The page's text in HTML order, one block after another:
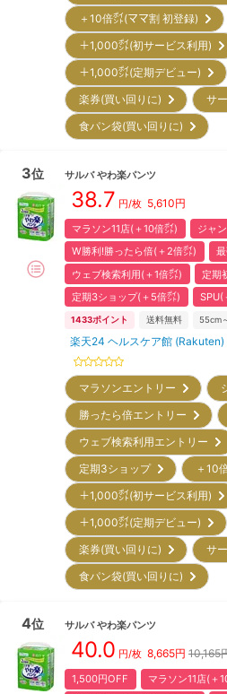
＋10倍㌽(ママ割 初登録)
＋1,000㌽(初サービス利用)
＋1,000㌽(定期デビュー)
楽券(買い回りに)
サ
食パン袋(買い回りに)
3位 サルバ やわ楽パンツ
38.7 円/枚 5,610円
マラソン11店(＋10倍㌽)
ジャ
W勝利!勝ったら倍(＋2倍㌽)
ウェブ検索利用(＋1倍㌽)
定期
定期3ショップ(＋5倍㌽)
SPU(
1433ポイント 送料無料 55cm
楽天24 ヘルスケア館 (Rakuten)
マラソンエントリー
勝ったら倍エントリー
ウェブ検索利用エントリー
定期3ショップ
＋10
＋1,000㌽(初サービス利用)
＋1,000㌽(定期デビュー)
楽券(買い回りに)
サ
食パン袋(買い回りに)
4位 サルバ やわ楽パンツ
40.0 円/枚 8,665円 10,165
1,500円OFF マラソン11店(＋